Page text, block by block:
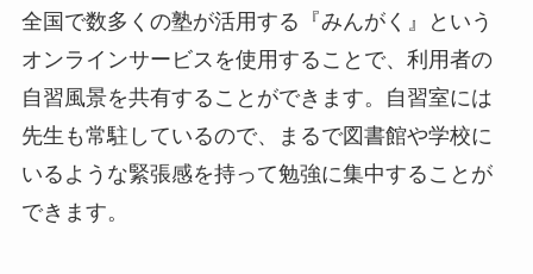
全国で数多くの塾が活用する『みんがく』という
オンラインサービスを使用することで、利用者の
自習風景を共有することができます。自習室には
先生も常駐しているので、まるで図書館や学校に
いるような緊張感を持って勉強に集中することが
できます。